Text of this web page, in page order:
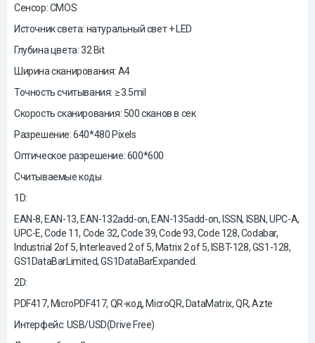
Сенсор: CMOS
Источник света: натуральный свет + LED
Глубина цвета: 32 Bit
Ширина сканирования: A4
Точность считывания: ≥ 3.5mil
Скорость сканирования: 500 сканов в сек
Разрешение: 640*480 Pixels
Оптическое разрешение: 600*600
Считываемые коды
1D:
EAN-8, EAN-13, EAN-132add-on, EAN-135add-on, ISSN, ISBN, UPC-A,
UPC-E, Code 11, Code 32, Code 39, Code 93, Code 128, Codabar,
Industrial 2of 5, Interleaved 2 of 5, Matrix 2 of 5, ISBT-128, GS1-128,
GS1DataBarLimited, GS1DataBarExpanded.
2D:
PDF417, MicroPDF417, QR-код, MicroQR, DataMatrix, QR, Azte
Интерфейс: USB/USD(Drive Free)